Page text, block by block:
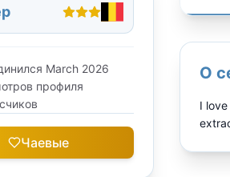
March 2026
профиля
Чаевые
О
I